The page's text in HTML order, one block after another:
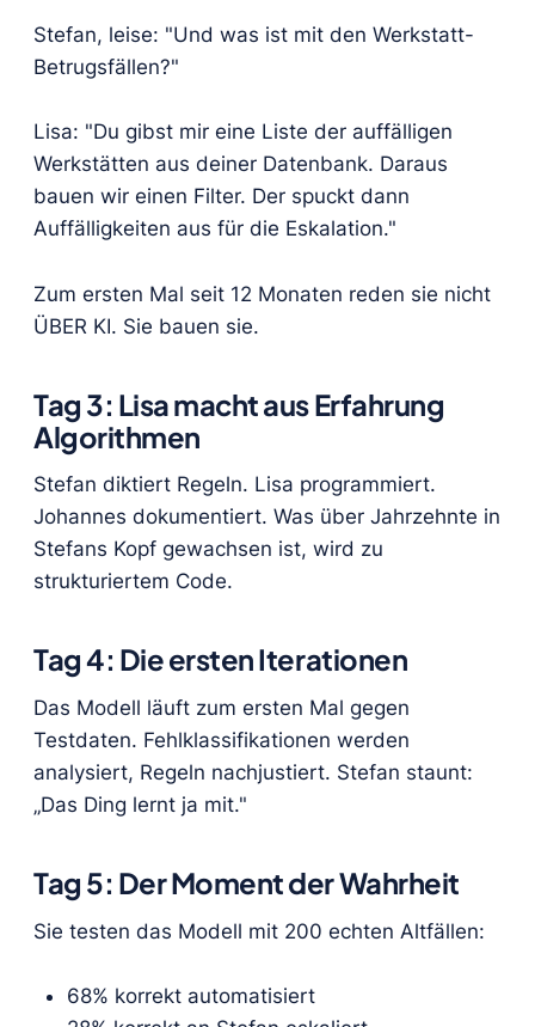
Stefan, leise: "Und was ist mit den Werkstatt-
Betrugsfällen?"
Lisa: "Du gibst mir eine Liste der auffälligen
Werkstätten aus deiner Datenbank. Daraus
bauen wir einen Filter. Der spuckt dann
Auffälligkeiten aus für die Eskalation."
Zum ersten Mal seit 12 Monaten reden sie nicht
ÜBER KI. Sie bauen sie.
Tag 3: Lisa macht aus Erfahrung
Algorithmen
Stefan diktiert Regeln. Lisa programmiert.
Johannes dokumentiert. Was über Jahrzehnte in
Stefans Kopf gewachsen ist, wird zu
strukturiertem Code.
Tag 4: Die ersten Iterationen
Das Modell läuft zum ersten Mal gegen
Testdaten. Fehlklassifikationen werden
analysiert, Regeln nachjustiert. Stefan staunt:
„Das Ding lernt ja mit."
Tag 5: Der Moment der Wahrheit
Sie testen das Modell mit 200 echten Altfällen:
68% korrekt automatisiert